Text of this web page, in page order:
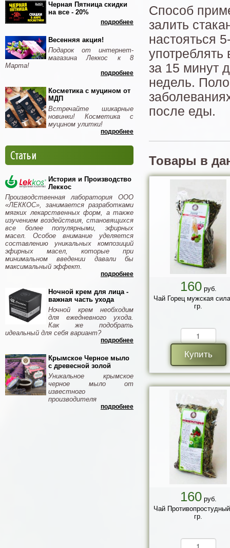
Черная Пятница скидки
на все - 20%
подробнее
Весенняя акция!
Подарок от интернет-
магазина Леккос к 8
Марта!
подробнее
Косметика с муцином от
МДП
Встречайте шикарные
новинки! Косметика с
муцином улитки!
подробнее
Статьи
История и Производство
Леккос
Производственная лаборатория ООО
«ЛЕККОС», занимается разработками
мягких лекарственных форм, а также
изучением воздействия, становящихся
все более популярными, эфирных
масел. Особое внимание уделяется
составлению уникальных композиций
эфирных масел, которые при
минимальном введении давали бы
максимальный эффект.
подробнее
Ночной крем для лица -
важная часть ухода
Ночной крем необходим
для ежедневного ухода.
Как же подобрать
идеальный для себя вариант?
подробнее
Крымское Черное мыло
с древесной золой
Уникальное крымское
черное мыло от
известного
производителя
подробнее
Способ
залить
настояться
употреблять
за 15 минут
недель.
после еды.
Товары в
160руб.
Чай Горец мужская
гр.
Купить
160руб.
Чай
гр.